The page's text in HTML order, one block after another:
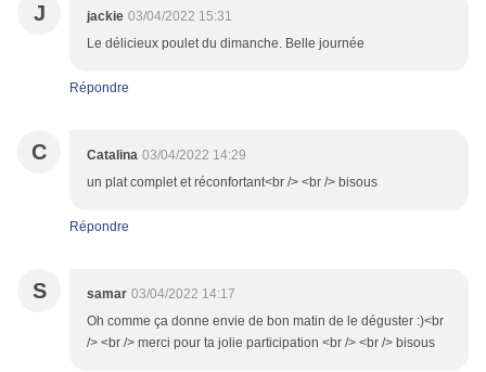
J jackie 03/04/2022 15:31
Le délicieux poulet du dimanche. Belle journée
Répondre
C Catalina 03/04/2022 14:29
un plat complet et réconfortant<br /> <br /> bisous
Répondre
S samar 03/04/2022 14:17
Oh comme ça donne envie de bon matin de le déguster :)<br
/> <br /> merci pour ta jolie participation <br /> <br /> bisous